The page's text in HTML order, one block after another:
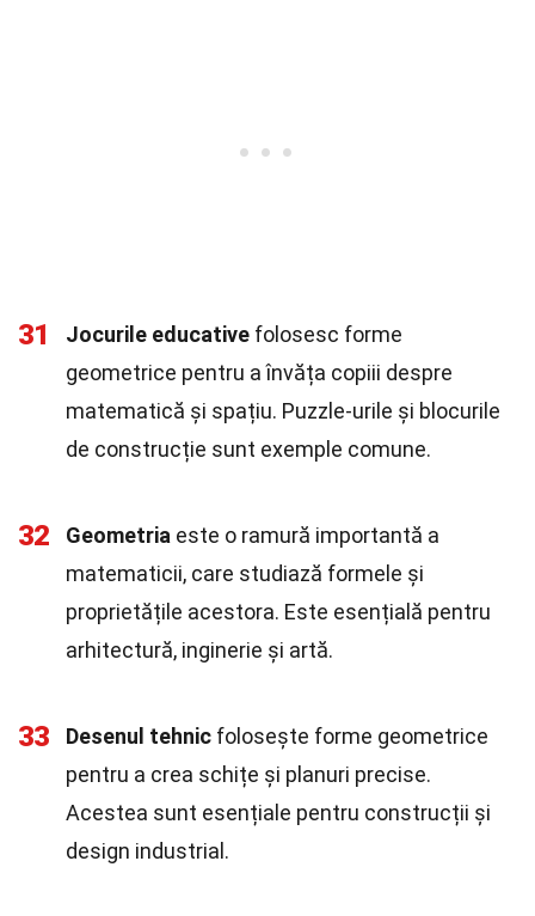
31 Jocurile educative folosesc forme
geometrice pentru a învăța copiii despre
matematică și spațiu. Puzzle-urile și blocurile
de construcție sunt exemple comune.
32 Geometria este o ramură importantă a
matematicii, care studiază formele și
proprietățile acestora. Este esențială pentru
arhitectură, inginerie și artă.
33 Desenul tehnic folosește forme geometrice
pentru a crea schițe și planuri precise.
Acestea sunt esențiale pentru construcții și
design industrial.